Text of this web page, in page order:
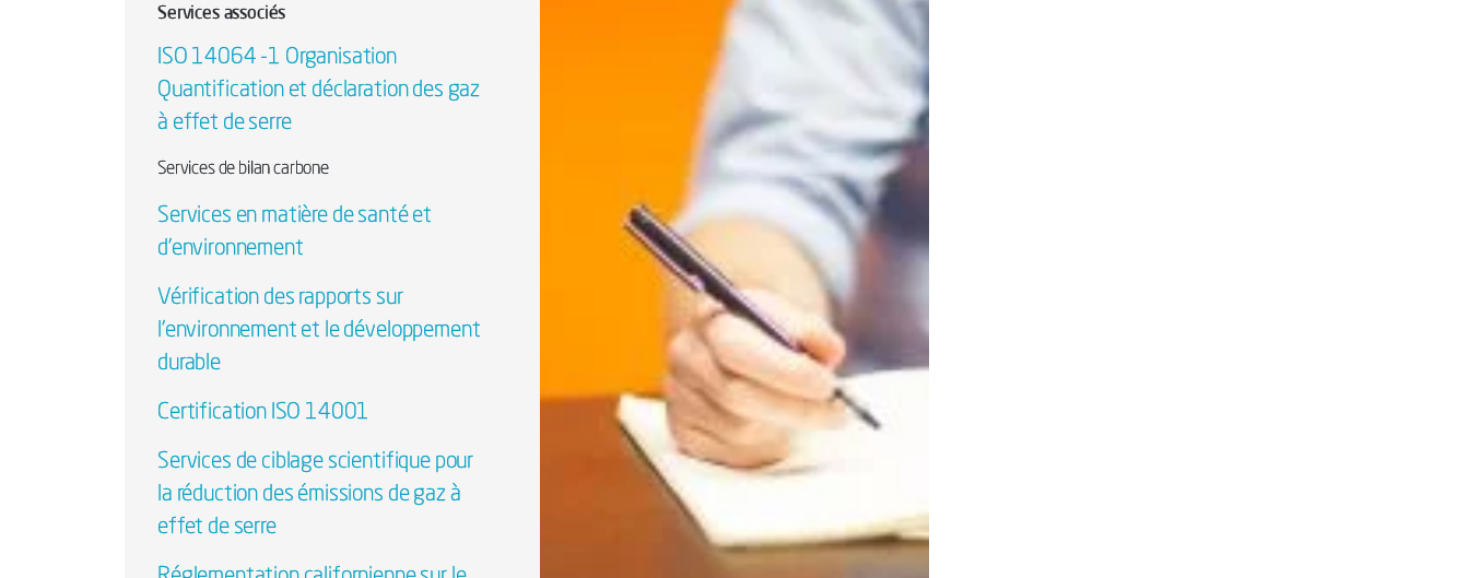
Services associés
ISO 14064 -1 Organisation
Quantification et déclaration des gaz
à effet de serre
Services de bilan carbone
Services en matière de santé et
d'environnement
Vérification des rapports sur
l'environnement et le développement
durable
Certification ISO 14001
Services de ciblage scientifique pour
la réduction des émissions de gaz à
effet de serre